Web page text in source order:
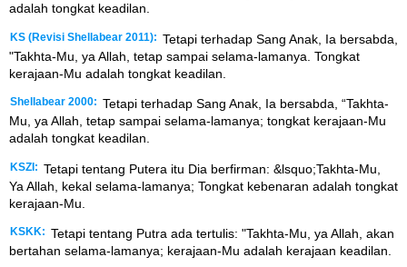
adalah tongkat keadilan.
KS (Revisi Shellabear 2011): Tetapi terhadap Sang Anak, Ia bersabda,
"Takhta-Mu, ya Allah, tetap sampai selama-lamanya. Tongkat
kerajaan-Mu adalah tongkat keadilan.
Shellabear 2000: Tetapi terhadap Sang Anak, Ia bersabda, “Takhta-
Mu, ya Allah, tetap sampai selama-lamanya; tongkat kerajaan-Mu
adalah tongkat keadilan.
KSZI: Tetapi tentang Putera itu Dia berfirman: &lsquo;Takhta-Mu,
Ya Allah, kekal selama-lamanya; Tongkat kebenaran adalah tongkat
kerajaan-Mu.
KSKK: Tetapi tentang Putra ada tertulis: "Takhta-Mu, ya Allah, akan
bertahan selama-lamanya; kerajaan-Mu adalah kerajaan keadilan.